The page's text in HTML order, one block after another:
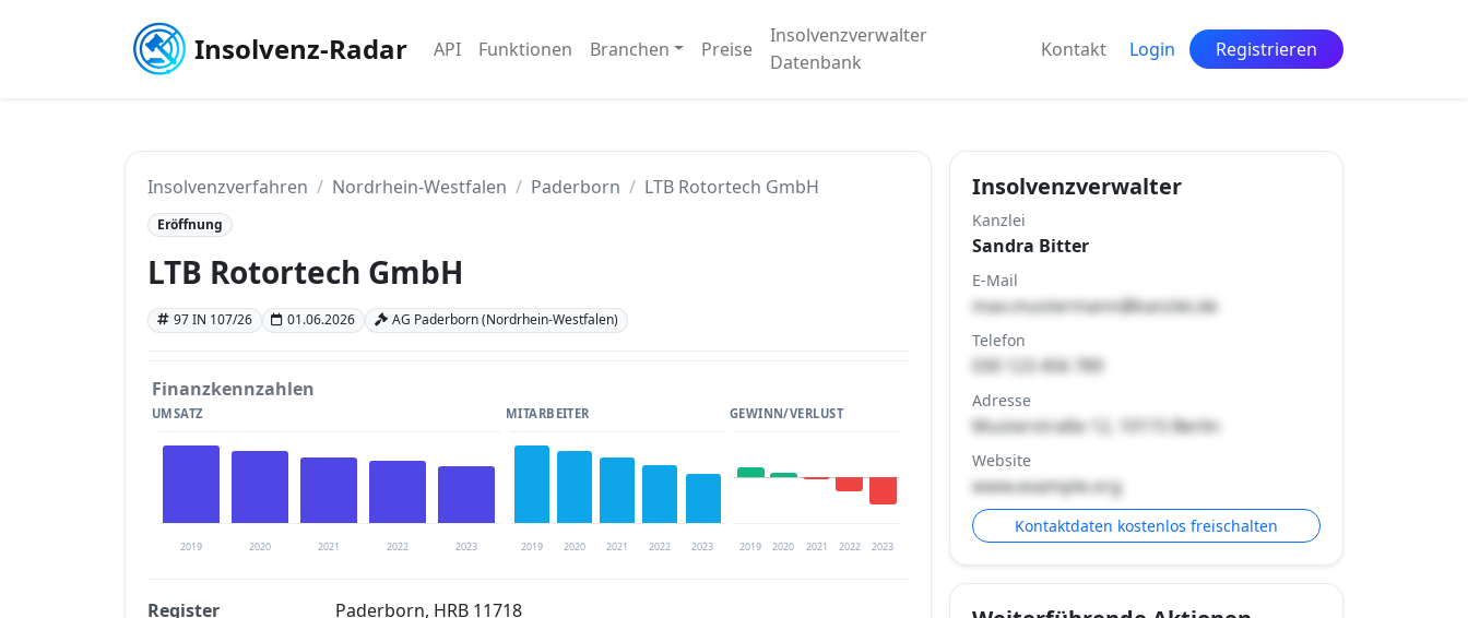
Insolvenz-Radar API Funktionen Branchen Preise
Insolvenzverwalter
Datenbank
Kontakt Login Registrieren
Insolvenzverfahren Nordrhein-Westfalen Paderborn LTB Rotortech GmbH
Eröffnung
LTB Rotortech GmbH
97 IN 107/26 01.06.2026 AG Paderborn (Nordrhein-Westfalen)
Finanzkennzahlen
UMSATZ
2019 2020 2021 2022 2023
MITARBEITER
2019 2020 2021 2022 2023
GEWINN/VERLUST
2019 2020 2021 2022 2023
Register
Paderborn, HRB 11718
Insolvenzverwalter
Kanzlei
Sandra Bitter
E-Mail
max.mustermann@kanzlei.de
Telefon
030 123 456 789
Adresse
Musterstraße 12, 10115 Berlin
Website
www.example.org
Kontaktdaten kostenlos freischalten